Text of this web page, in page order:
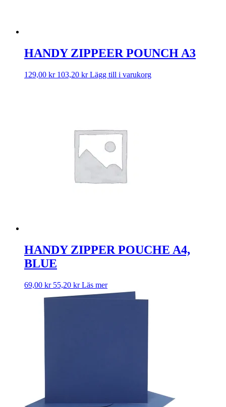
HANDY ZIPPEER POUNCH A3
129,00 kr 103,20 kr Lägg till i varukorg
HANDY ZIPPER POUCHE A4,
BLUE
69,00 kr 55,20 kr Läs mer